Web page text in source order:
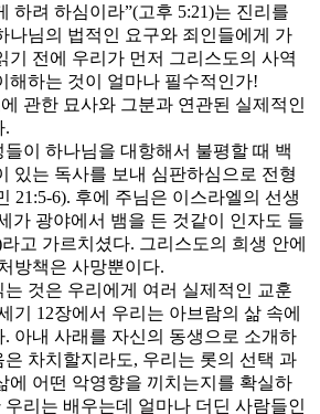
하려 하심이라”(고후 5:21)는 진리를
나님의 법적인 요구와 죄인들에게 가
기 전에 우리가 먼저 그리스도의 사역
해하는 것이 얼마나 필수적인가!
관한 묘사와 그분과 연관된 실제적인
.
이 하나님을 대항해서 불평할 때 백
있는 독사를 보내 심판하심으로 전형
21:5-6). 후에 주님은 이스라엘의 선생
가 광야에서 뱀을 든 것같이 인자도 들
고 가르치셨다. 그리스도의 희생 안에
방책은 사망뿐이다.
는 것은 우리에게 여러 실제적인 교훈
기 12장에서 우리는 아브람의 삶 속에
아내 사래를 자신의 동생으로 소개하
차치할지라도, 우리는 롯의 선택 과
에 어떤 악영향을 끼치는지를 확실하
리는 배우는데 얼마나 더딘 사람들인